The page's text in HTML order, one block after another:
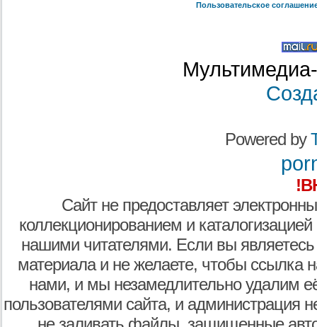
Пользовательское
Powered by
Сайт не предоставляет
коллекционированием и
нашими читателями. Если вы являетесь
материала и не желаете, чтобы ссылка
нами, и мы незамедлительно удалим
пользователями сайта, и администрация